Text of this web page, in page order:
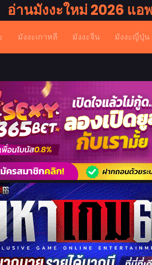
อ่านมังงะใหม่ 2026 แ
มังงะเกาหลี มังงะจีน มังงะญี่ปุ่น